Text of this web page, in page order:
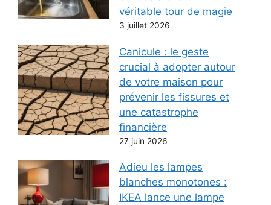
véritable tour de magie
3 juillet 2026
Canicule : le geste
crucial à adopter autour
de votre maison pour
prévenir les fissures et
une catastrophe
financière
27 juin 2026
Adieu les lampes
blanches monotones :
IKEA lance une lampe